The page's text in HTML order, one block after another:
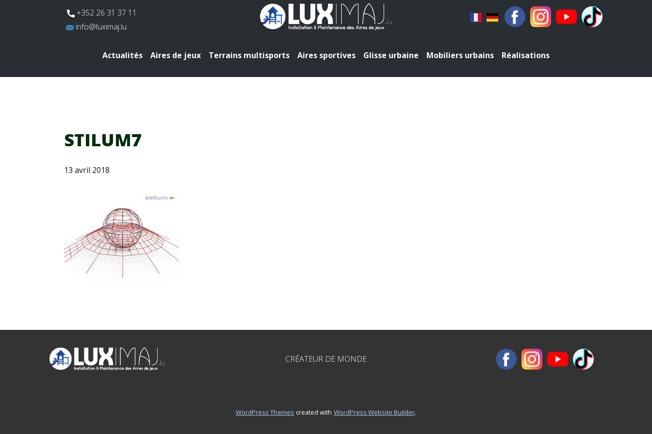
​+352 26 31 37 11
​info@luximaj.lu
Actualités Aires de jeux Terrains multisports Aires sportives Glisse urbaine Mobiliers urbains Réalisations
STILUM7
13 avril 2018
CRÉATEUR DE MONDE
WordPress Themes created with WordPress Website Builder.